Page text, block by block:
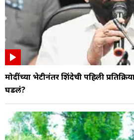
मोदींच्या भेटीनंतर शिंदेची पहिली
घडलं?